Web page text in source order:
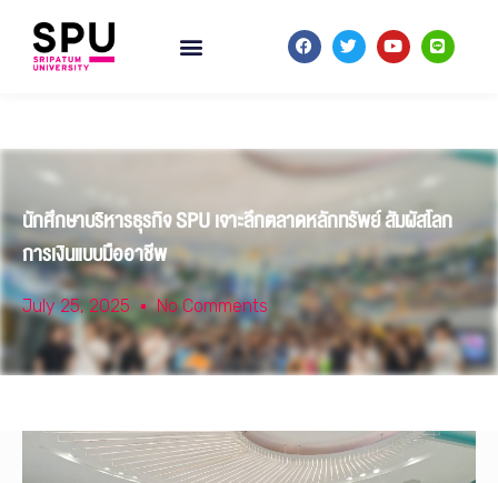
นักศึกษาบริหารธุรกิจ SPU เจาะลึกตลาดหลักทรัพย์ สัมผัสโลก
การเงินแบบมืออาชีพ
July 25, 2025 No Comments